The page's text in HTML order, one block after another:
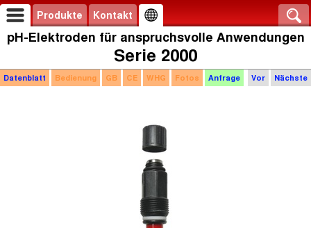
Produkte Kontakt
pH-Elektroden für anspruchsvolle Anwendungen
Serie 2000
Vor Nächste
Datenblatt Bedienung GB CE WHG Fotos Anfrage